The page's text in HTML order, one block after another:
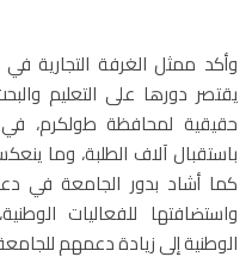
وأكد ممثل الغرفة التجارية
يقتصر دورها على التعليم
حقيقية لمحافظة طولكرم،
باستقبال آلاف الطلبة، وما
كما أشاد بدور الجامعة في
واستضافتها للفعاليات
الوطنية إلى زيادة دعمهم